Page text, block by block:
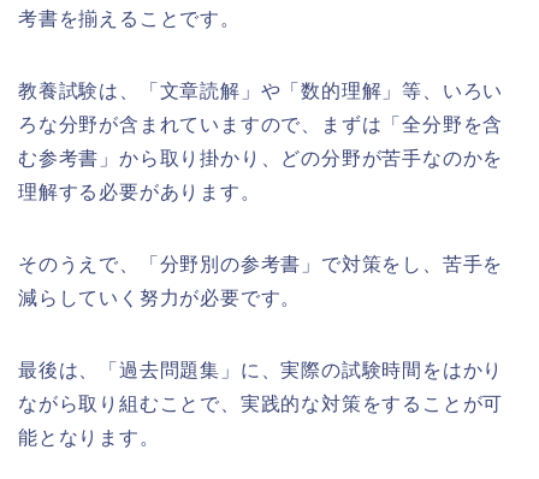
考書を揃えることです。
教養試験は、「文章読解」や「数的理解」等、いろい
ろな分野が含まれていますので、まずは「全分野を含
む参考書」から取り掛かり、どの分野が苦手なのかを
理解する必要があります。
そのうえで、「分野別の参考書」で対策をし、苦手を
減らしていく努力が必要です。
最後は、「過去問題集」に、実際の試験時間をはかり
ながら取り組むことで、実践的な対策をすることが可
能となります。